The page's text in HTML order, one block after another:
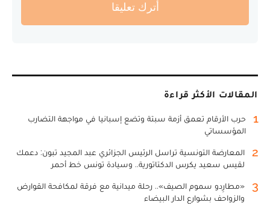
أترك تعليقا
المقالات الأكثر قراءة
1
حرب الأرقام تعمق أزمة سبتة وتضع إسبانيا في مواجهة التضارب
المؤسساتي
2
المعارضة التونسية تراسل الرئيس الجزائري عبد المجيد تبون: دعمك
لقيس سعيد يكرس الدكتاتورية.. وسيادة تونس خط أحمر
3
«مطارِدو سموم الصيف».. رحلة ميدانية مع فرقة لمكافحة القوارض
والزواحف بشوارع الدار البيضاء